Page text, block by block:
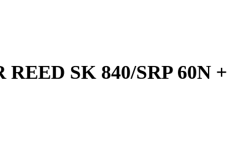
SK 840/SRP 60N +